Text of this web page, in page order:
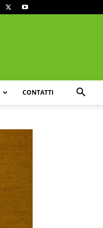
CONTATTI